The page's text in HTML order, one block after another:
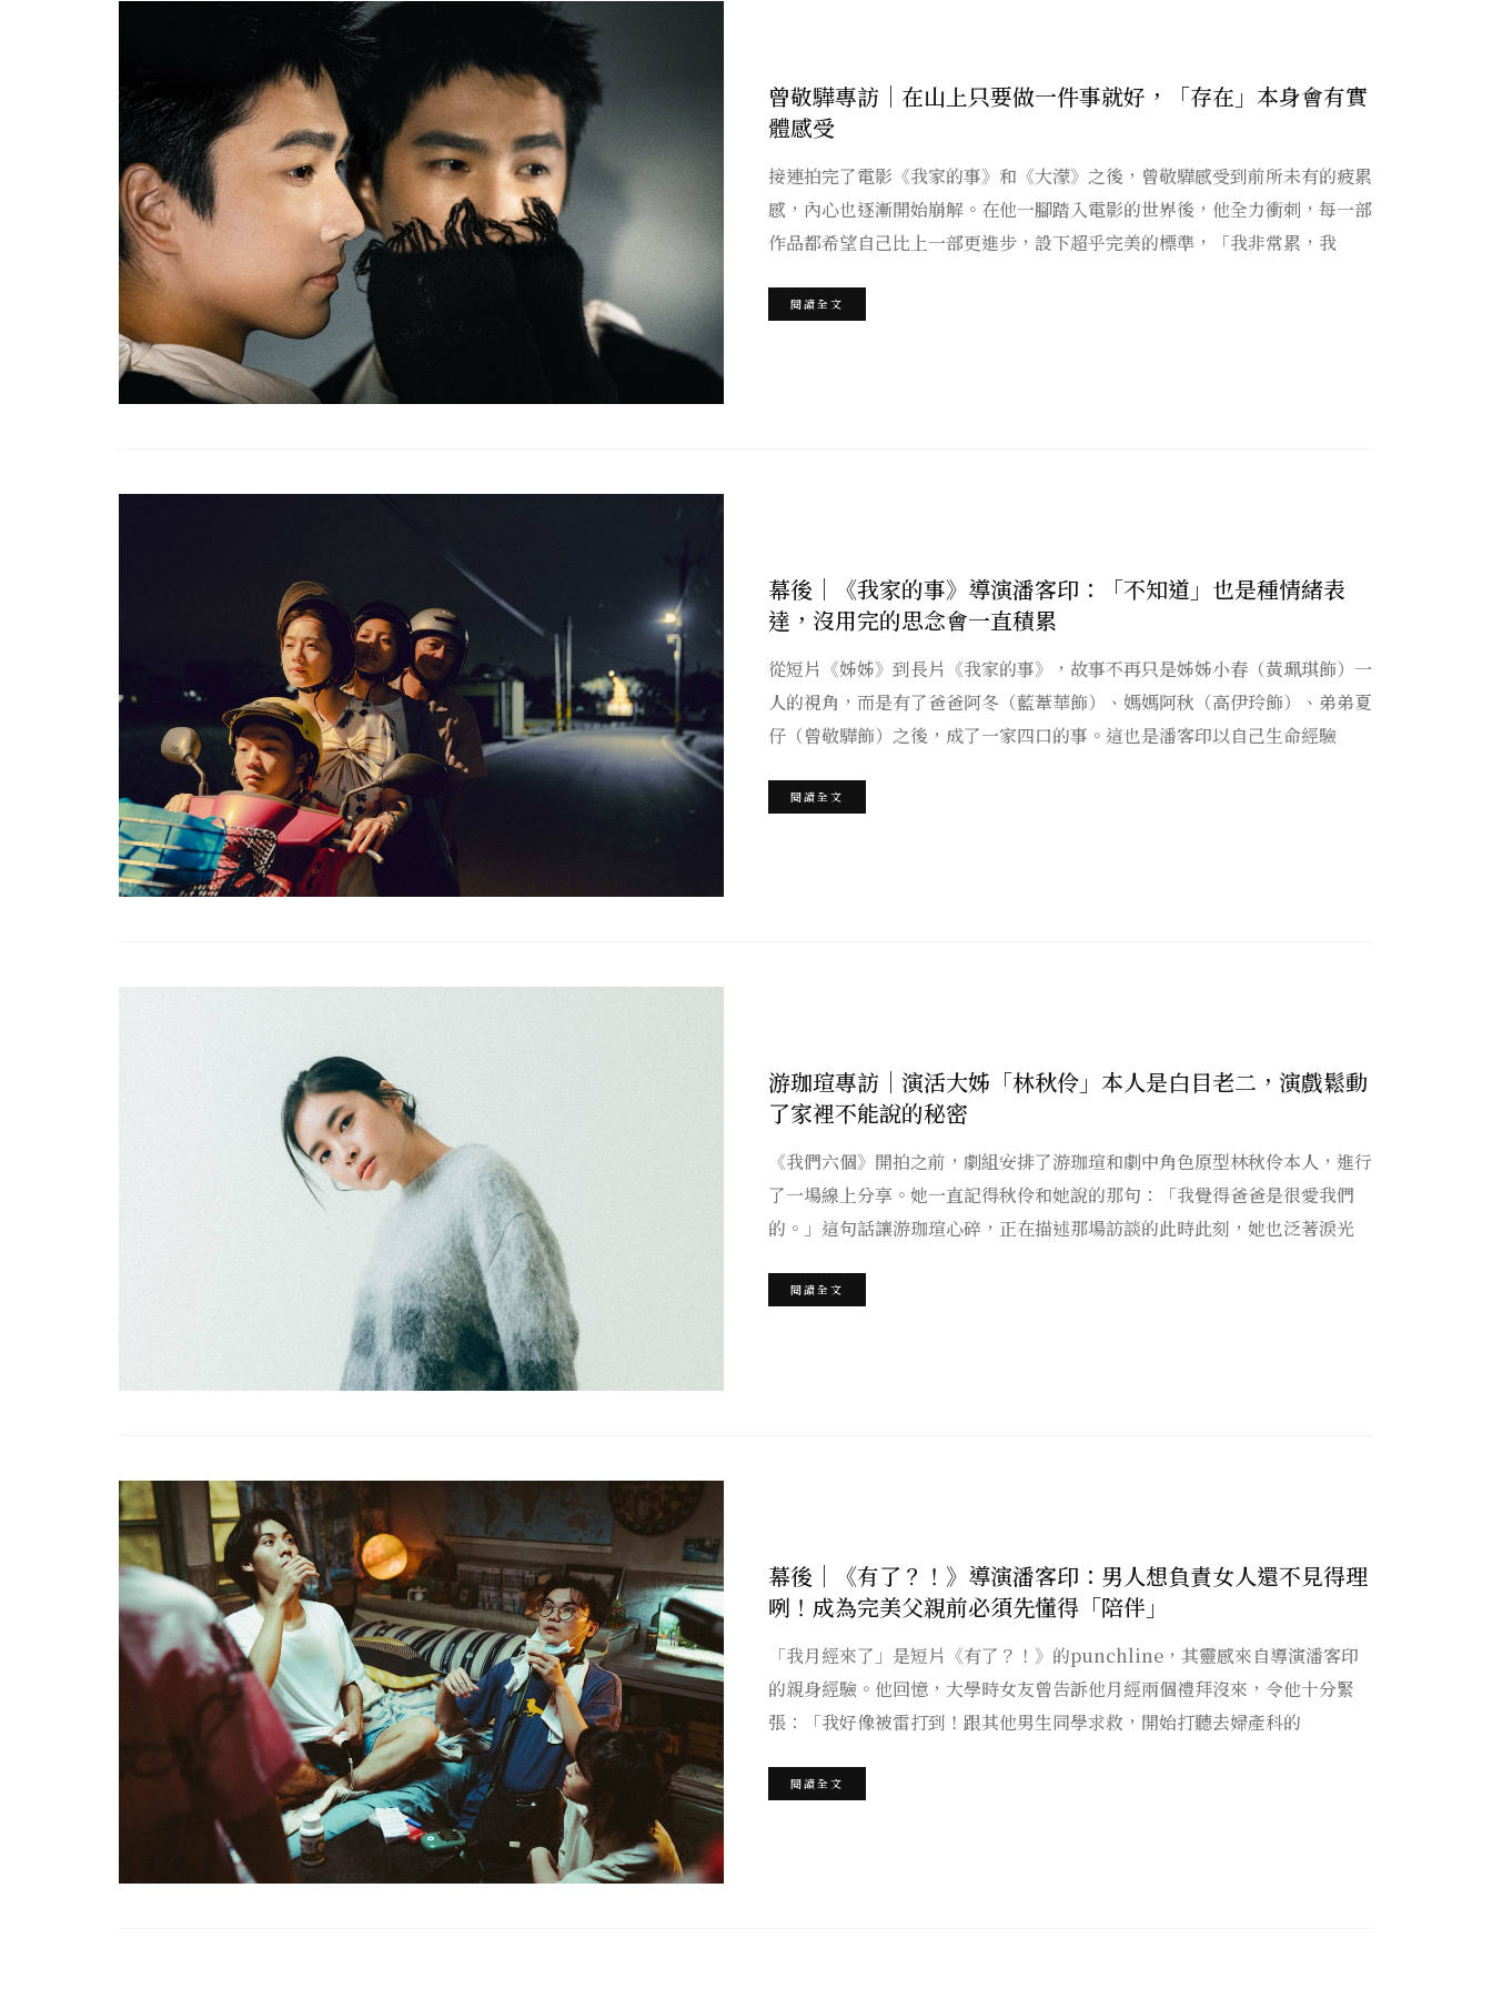
曾敬驊專訪｜在山上只要做一件事就好，「存在」本身會有實
體感受
接連拍完了電影《我家的事》和《大濛》之後，曾敬驊感受到前所未有的疲累
感，內心也逐漸開始崩解。在他一腳踏入電影的世界後，他全力衝刺，每一部
作品都希望自己比上一部更進步，設下超乎完美的標準，「我非常累，我
閱讀全文
幕後｜《我家的事》導演潘客印：「不知道」也是種情緒表
達，沒用完的思念會一直積累
從短片《姊姊》到長片《我家的事》，故事不再只是姊姊小春（黃珮琪飾）一
人的視角，而是有了爸爸阿冬（藍葦華飾）、媽媽阿秋（高伊玲飾）、弟弟夏
仔（曾敬驊飾）之後，成了一家四口的事。這也是潘客印以自己生命經驗
閱讀全文
游珈瑄專訪｜演活大姊「林秋伶」本人是白目老二，演戲鬆動
了家裡不能說的秘密
《我們六個》開拍之前，劇組安排了游珈瑄和劇中角色原型林秋伶本人，進行
了一場線上分享。她一直記得秋伶和她說的那句：「我覺得爸爸是很愛我們
的。」這句話讓游珈瑄心碎，正在描述那場訪談的此時此刻，她也泛著淚光
閱讀全文
幕後｜《有了？！》導演潘客印：男人想負責女人還不見得理
咧！成為完美父親前必須先懂得「陪伴」
「我月經來了」是短片《有了？！》的punchline，其靈感來自導演潘客印
的親身經驗。他回憶，大學時女友曾告訴他月經兩個禮拜沒來，令他十分緊
張：「我好像被雷打到！跟其他男生同學求救，開始打聽去婦產科的
閱讀全文